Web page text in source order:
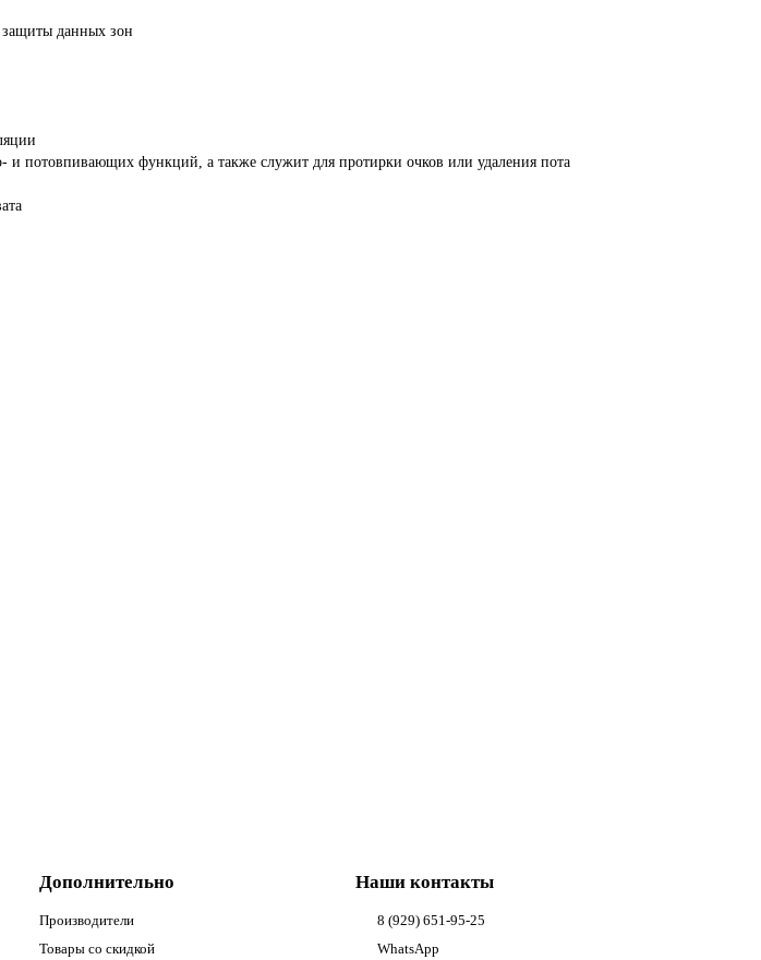
защиты данных зон
и потовпивающих функций, а также служит для протирки очков или удаления пота
Дополнительно
Производители
Товары со скидкой
Наши контакты
8 (929) 651-95-25
WhatsApp